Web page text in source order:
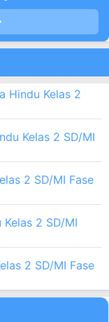
Hindu Kelas 2
Kelas 2 SD/MI
2 SD/MI Fase
2 SD/MI
2 SD/MI Fase